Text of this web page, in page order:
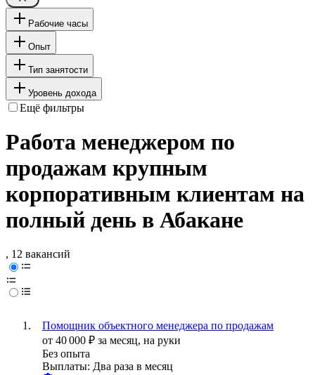
Рабочие часы
Опыт
Тип занятости
Уровень дохода
Ещё фильтры
Работа менеджером по
продажам крупным
корпоративным клиентам на
полный день в Абакане
, 12 вакансий
Помощник объектного менеджера по продажам
от 40 000 ₽ за месяц, на руки
Без опыта
Выплаты: Два раза в месяц